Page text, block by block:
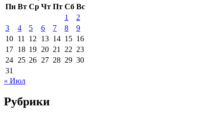
Пн Вт Ср Чт Пт Сб Вс
1
2
3
4 5 6 7 8
9
10 11 12 13 14 15 16
17 18 19 20 21 22 23
24 25 26 27 28 29 30
31
« Июл
Рубрики